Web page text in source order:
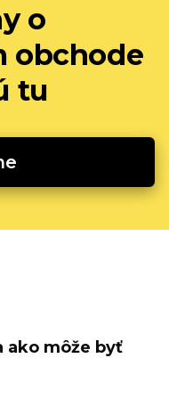
o
obchode
tu
ako môže byť